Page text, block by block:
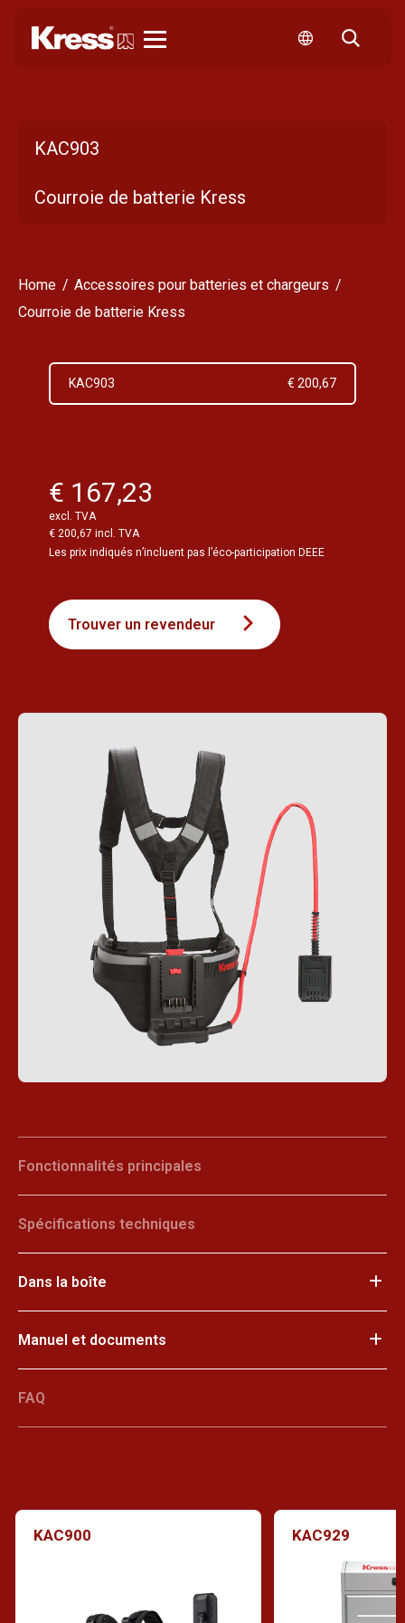
KAC903
Courroie de batterie Kress
Home
Accessoires pour batteries et chargeurs
Courroie de batterie Kress
KAC903 € 200,67
€ 167,23
excl. TVA
€ 200,67 incl. TVA
Les prix indiqués n’incluent pas l’éco-participation DEEE
Trouver un revendeur
Fonctionnalités principales
Spécifications techniques
Dans la boîte
Manuel et documents
FAQ
KAC900 KAC929